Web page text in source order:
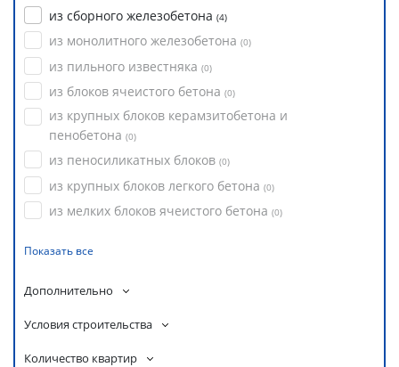
из сборного железобетона (4)
из монолитного железобетона (0)
из пильного известняка (0)
из блоков ячеистого бетона (0)
из крупных блоков керамзитобетона и
пенобетона (0)
из пеносиликатных блоков (0)
из крупных блоков легкого бетона (0)
из мелких блоков ячеистого бетона (0)
Показать все
Дополнительно
Условия строительства
Количество квартир